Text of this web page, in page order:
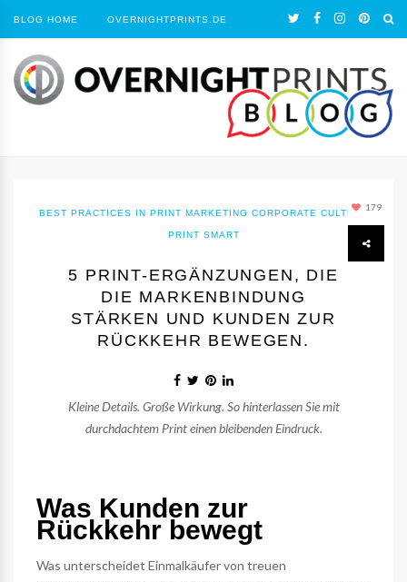
BLOG HOME OVERNIGHTPRINTS.DE
179
BEST PRACTICES IN PRINT MARKETING CORPORATE CULTURE
PRINT SMART
5 PRINT-ERGÄNZUNGEN, DIE
DIE MARKENBINDUNG
STÄRKEN UND KUNDEN ZUR
RÜCKKEHR BEWEGEN.
Kleine Details. Große Wirkung. So hinterlassen Sie mit
durchdachtem Print einen bleibenden Eindruck.
Was Kunden zur
Rückkehr bewegt
Was unterscheidet Einmalkäufer von treuen